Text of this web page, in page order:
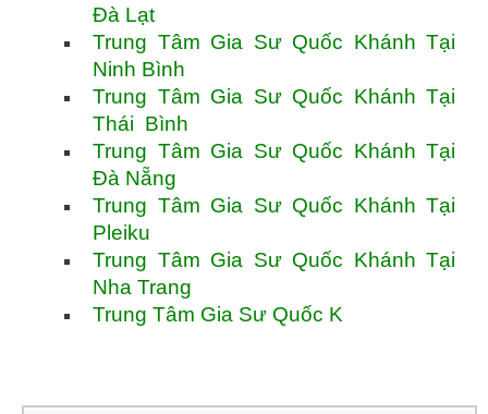
Đà Lạt
Trung Tâm Gia Sư Quốc Khánh Tại
Ninh Bình
Trung Tâm Gia Sư Quốc Khánh Tại
Thái Bình
Trung Tâm Gia Sư Quốc Khánh Tại
Đà Nẵng
Trung Tâm Gia Sư Quốc Khánh Tại
Pleiku
Trung Tâm Gia Sư Quốc Khánh Tại
Nha Trang
Trung Tâm Gia Sư Quốc K